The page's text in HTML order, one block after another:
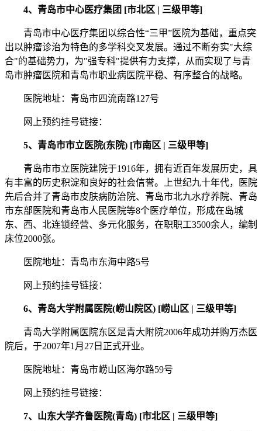
4、青岛市中心医疗集团 [市北区 | 三级甲等]
青岛市中心医疗集团以综合性“三甲”医院为基础，重点突
出以肿瘤诊治为特色的多学科交叉发展。通过不断夯实"大综
合"的基础势力，为"强专科"提供有力支撑，从而实现了与青
岛市肿瘤医院和青岛市职业病医院平稳、有序整合的战略。
医院地址：青岛市四流南路127号
网上预约挂号链接：
5、青岛市市立医院(东院) [市南区 | 三级甲等]
青岛市市立医院建院于1916年，拥有近百年发展历史，具
有丰富的历史积淀和良好的社会信誉。上世纪九十年代，医院
先后合并了青岛市皮肤病防治院、青岛市北九水疗养院、青岛
市东部医院和青岛市人民医院等8个医疗单位，形成在岛城
东、西、北连锁经营、多元化服务，在职职工3500余人，编制
床位2000张。
医院地址：青岛市东海中路5号
网上预约挂号链接：
6、青岛大学附属医院(崂山院区) [崂山区 | 三级甲等]
青岛大学附属医院东区是青大附院2006年成功并购万杰医
院后，于2007年1月27日正式开业。
医院地址：青岛市崂山区海尔路59号
网上预约挂号链接：
7、山东大学齐鲁医院(青岛) [市北区 | 三级甲等]